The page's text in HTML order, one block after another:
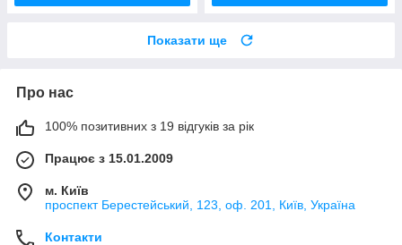
Показати ще
Про нас
100% позитивних з 19 відгуків за рік
Працює з 15.01.2009
м. Київ
проспект Берестейський, 123, оф. 201, Київ, Україна
Контакти